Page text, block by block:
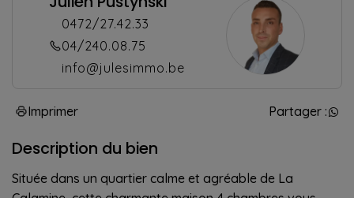
0472/27.42.33
04/240.08.75
info@julesimmo.be
Imprimer Partager :
Description du bien
Située dans un quartier calme et agréable de La